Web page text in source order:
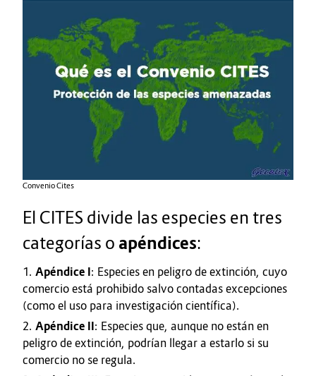
Convenio Cites
El CITES divide las especies en tres
categorías o apéndices:
Apéndice I: Especies en peligro de extinción, cuyo
comercio está prohibido salvo contadas excepciones
(como el uso para investigación científica).
Apéndice II: Especies que, aunque no están en
peligro de extinción, podrían llegar a estarlo si su
comercio no se regula.